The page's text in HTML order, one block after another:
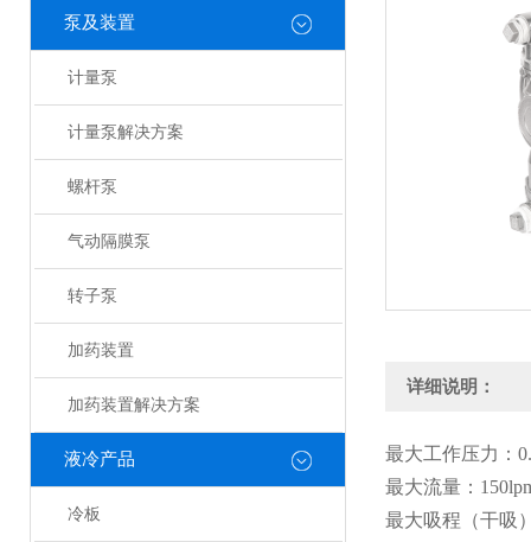
泵及装置
计量泵
计量泵解决方案
螺杆泵
气动隔膜泵
转子泵
加药装置
加药装置解决方案
液冷产品
冷板
详细说明：
最大工作压力：
最大流量：
最大吸程（干吸